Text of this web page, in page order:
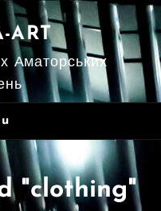
ART
Аматорських
"clothing"